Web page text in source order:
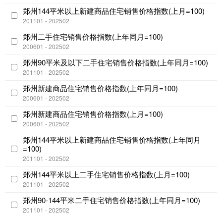
郑州144平米以上新建商品住宅销售价格指数(上月=100)
201101 - 202502
郑州二手住宅销售价格指数(上年同月=100)
200601 - 202502
郑州90平米及以下二手住宅销售价格指数(上年同月=100)
201101 - 202502
郑州新建商品住宅销售价格指数(上年同月=100)
200601 - 202502
郑州新建商品住宅销售价格指数(上月=100)
200601 - 202502
郑州144平米以上新建商品住宅销售价格指数(上年同月
=100)
201101 - 202502
郑州144平米以上二手住宅销售价格指数(上月=100)
201101 - 202502
郑州90-144平米二手住宅销售价格指数(上年同月=100)
201101 - 202502